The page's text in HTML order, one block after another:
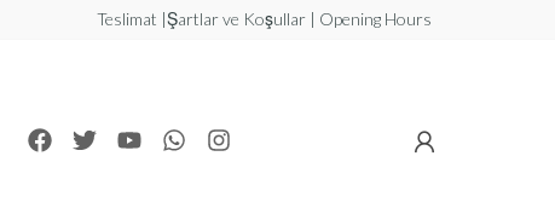
Teslimat |Şartlar ve Koşullar | Opening Hours